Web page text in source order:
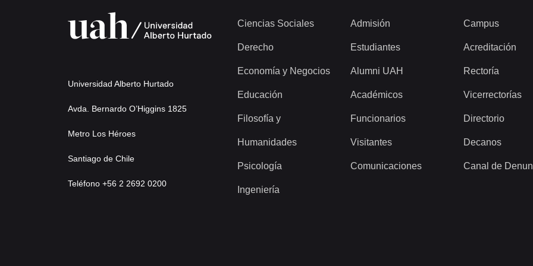
Universidad Alberto Hurtado
Avda. Bernardo O’Higgins 1825
Metro Los Héroes
Santiago de Chile
Teléfono +56 2 2692 0200
Ciencias Sociales
Derecho
Economía y Negocios
Educación
Filosofía y
Humanidades
Psicología
Ingeniería
Admisión
Estudiantes
Alumni UAH
Académicos
Funcionarios
Visitantes
Comunicaciones
Campus
Acreditación
Rectoría
Vicerrectorías
Directorio
Decanos
Canal de